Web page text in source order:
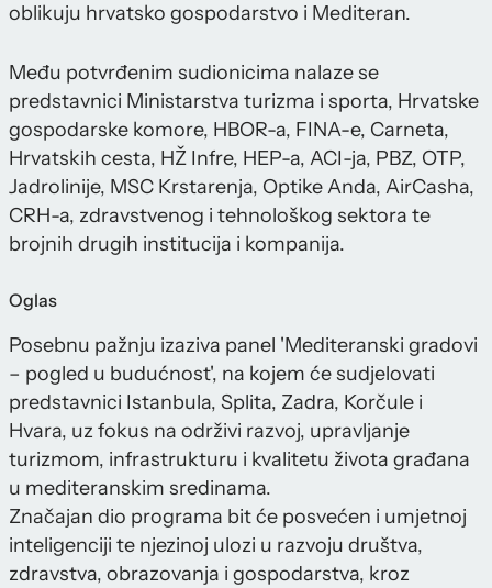
oblikuju hrvatsko gospodarstvo i Mediteran.
Među potvrđenim sudionicima nalaze se
predstavnici Ministarstva turizma i sporta, Hrvatske
gospodarske komore, HBOR-a, FINA-e, Carneta,
Hrvatskih cesta, HŽ Infre, HEP-a, ACI-ja, PBZ, OTP,
Jadrolinije, MSC Krstarenja, Optike Anda, AirCasha,
CRH-a, zdravstvenog i tehnološkog sektora te
brojnih drugih institucija i kompanija.
Oglas
Posebnu pažnju izaziva panel 'Mediteranski gradovi
– pogled u budućnost', na kojem će sudjelovati
predstavnici Istanbula, Splita, Zadra, Korčule i
Hvara, uz fokus na održivi razvoj, upravljanje
turizmom, infrastrukturu i kvalitetu života građana
u mediteranskim sredinama.
Značajan dio programa bit će posvećen i umjetnoj
inteligenciji te njezinoj ulozi u razvoju društva,
zdravstva, obrazovanja i gospodarstva, kroz